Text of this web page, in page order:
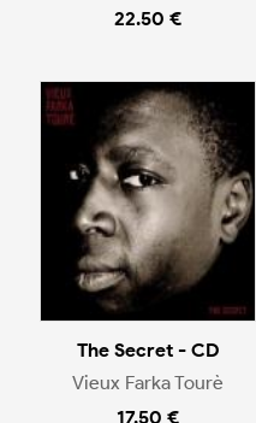
22.50 €
The Secret - CD
Vieux Farka Tourè
17.50 €